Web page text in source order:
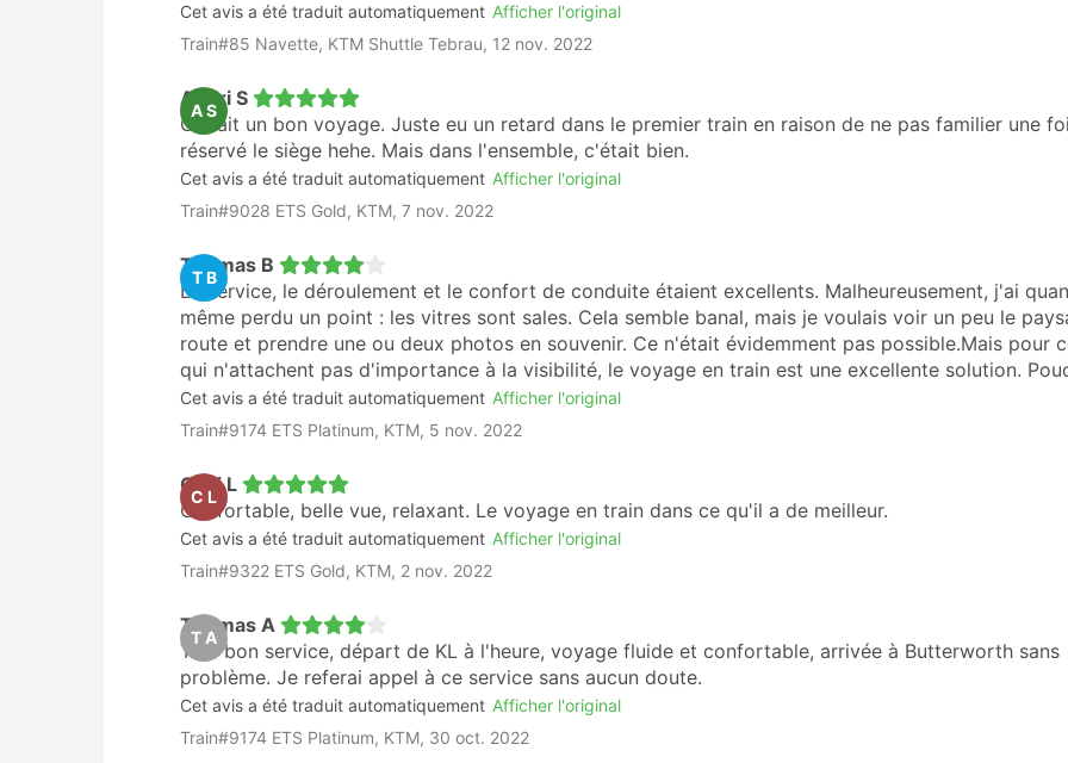
classe, mais vous ne pourrez pas en réserver si vous ne faites qu'un court trajet de deux heures. En
général, les couchettes en seconde classe sont un bon choix pour les longs voyages, et les sièges
Avantages et Inconvénients du Voyage en Train
Avantages du Voyage en Train
L’avantage principal du voyage en train est l'absence d'embouteillages, et cela même aux heures de
Le processus de réservation en ligne est simple. Vous n'avez pas besoin de vous rendre à la gare,
alors que c’était encore le cas pour de nombreuses destinations il n'y a pas si longtemps !
Les prix des billets de train sont généralement plus abordables que ceux des billets d'avion, alors
pour certaines destinations, la durée totale du trajet peut être presque la même.
Si le voyage en train est évidemment plus lent que le voyage en avion, les gares sont souvent
au cœur de la ville, ce qui vous fait gagner beaucoup de temps pour vous y rendre et en revenir,
que les aéroports sont presque toujours très éloignés de la ville.
à un bus de nuit où même la classe couchette reste un compromis.
Sur certaines lignes, un service de luxe est disponible.
Inconvénients du Voyage en Train
Pour les voyages les plus longs, le train prend assurément plus de temps que l’avion.
Les trains suivent des horaires fixes, mais des retards sont possibles, et ces retards peuvent être
énormes, donc si vous prévoyez une correspondance avec un vol, vérifiez soigneusement l'heure
d'arrivée de votre train à la gare et demandez-vous si cela sera suffisant.
La propreté laisse parfois à désirer en deuxième et troisième classe, notamment dans les toilettes.
Cet avis a été traduit automatiquement Afficher l'original
Train#85 Navette, KTM Shuttle Tebrau, 12 nov. 2022
A S
Andri S
C'était un bon voyage. Juste eu un retard dans le premier train en raison de ne pas familier une
réservé le siège hehe. Mais dans l'ensemble, c'était bien.
Cet avis a été traduit automatiquement Afficher l'original
Train#9028 ETS Gold, KTM, 7 nov. 2022
T B
Thomas B
Le service, le déroulement et le confort de conduite étaient excellents. Malheureusement, j'ai
même perdu un point : les vitres sont sales. Cela semble banal, mais je voulais voir un peu le
route et prendre une ou deux photos en souvenir. Ce n'était évidemment pas possible.Mais pour
qui n'attachent pas d'importance à la visibilité, le voyage en train est une excellente solution.
Cet avis a été traduit automatiquement Afficher l'original
Train#9174 ETS Platinum, KTM, 5 nov. 2022
C L
Chai L
Confortable, belle vue, relaxant. Le voyage en train dans ce qu'il a de meilleur.
Cet avis a été traduit automatiquement Afficher l'original
Train#9322 ETS Gold, KTM, 2 nov. 2022
T A
Thomas A
Très bon service, départ de KL à l'heure, voyage fluide et confortable, arrivée à Butterworth sans
problème. Je referai appel à ce service sans aucun doute.
Cet avis a été traduit automatiquement Afficher l'original
Train#9174 ETS Platinum, KTM, 30 oct. 2022